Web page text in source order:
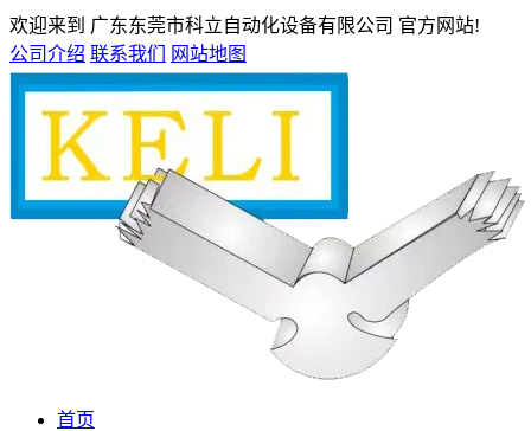
欢迎来到 广东东莞市科立自动化设备有限公司 官方网站!
公司介绍 联系我们 网站地图
首页